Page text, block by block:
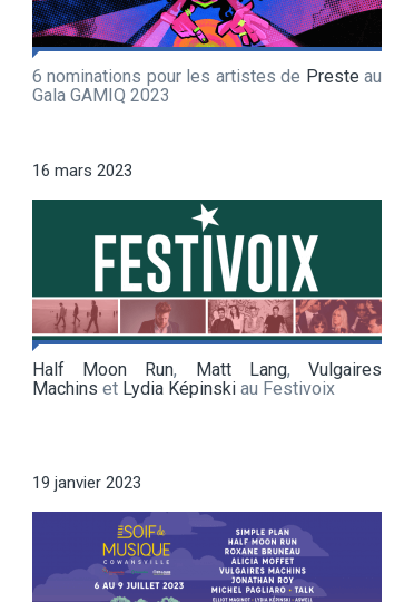
6 nominations pour les artistes de Preste au
Gala GAMIQ 2023
16 mars 2023
Half Moon Run, Matt Lang,Vulgaires
Machins et Lydia Képinski au Festivoix
19 janvier 2023